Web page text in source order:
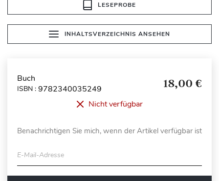
LESEPROBE
INHALTSVERZEICHNIS ANSEHEN
Buch
ISBN : 9782340035249 18,00 €
Nicht verfügbar
Benachrichtigen Sie mich, wenn der Artikel verfügbar ist
E-Mail-Adresse